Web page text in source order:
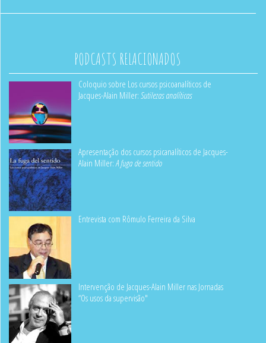
PODCASTS RELACIONADOS
Coloquio sobre Los cursos psicoanalíticos de
Jacques-Alain Miller: Sutilezas analíticas
Apresentação dos cursos psicanalíticos de Jacques-
Alain Miller:A fuga de sentido
Entrevista com Rômulo Ferreira da Silva
Intervenção de Jacques-Alain Miller nas Jornadas
“Os usos da supervisão"